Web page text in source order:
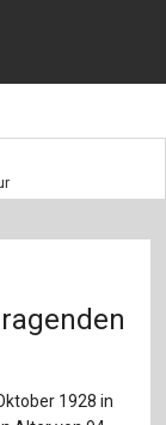
1928 in